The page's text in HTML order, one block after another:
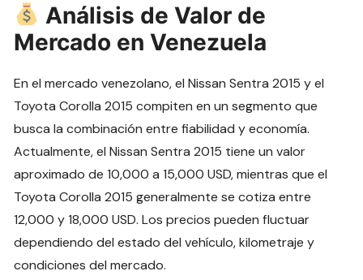
Análisis de Valor de
Mercado en Venezuela
En el mercado venezolano, el Nissan Sentra 2015 y el
Toyota Corolla 2015 compiten en un segmento que
busca la combinación entre fiabilidad y economía.
Actualmente, el Nissan Sentra 2015 tiene un valor
aproximado de 10,000 a 15,000 USD, mientras que el
Toyota Corolla 2015 generalmente se cotiza entre
12,000 y 18,000 USD. Los precios pueden fluctuar
dependiendo del estado del vehículo, kilometraje y
condiciones del mercado.